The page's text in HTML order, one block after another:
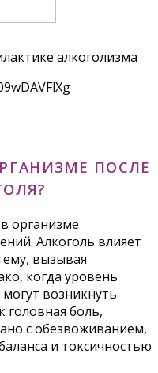
алкоголизма
ПОСЛЕ
организме
Алкоголь влияет
вызывая
когда уровень
возникнуть
головная боль,
с обезвоживанием,
и токсичностью